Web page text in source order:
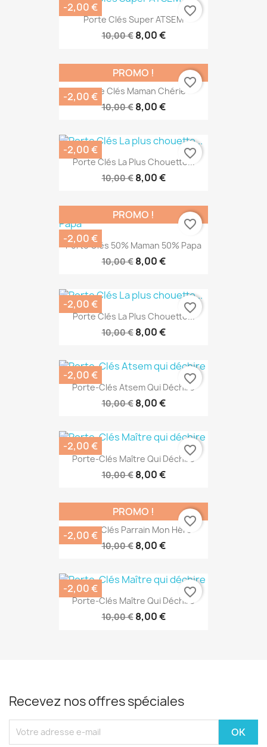
Porte Clés Super ATSEM
10,00 € 8,00 €
-2,00 € favorite_border
Porte Clés Maman Chérie
10,00 € 8,00 €
PROMO !
-2,00 €
favorite_border
Porte Clés La Plus Chouette...
10,00 € 8,00 €
-2,00 € favorite_border
Porte Clés 50% Maman 50% Papa
10,00 € 8,00 €
PROMO !
-2,00 €
favorite_border
Porte Clés La Plus Chouette...
10,00 € 8,00 €
-2,00 € favorite_border
Porte-Clés Atsem Qui Déchire
10,00 € 8,00 €
-2,00 € favorite_border
Porte-Clés Maître Qui Déchire
10,00 € 8,00 €
-2,00 € favorite_border
Porte Clés Parrain Mon Héro
10,00 € 8,00 €
PROMO !
-2,00 €
favorite_border
Porte-Clés Maître Qui Déchire
10,00 € 8,00 €
-2,00 € favorite_border
Recevez nos offres spéciales